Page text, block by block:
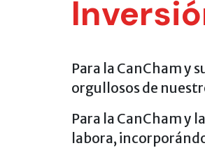
Para la CanCham y
orgullosos de
Para la CanCham y
labora,